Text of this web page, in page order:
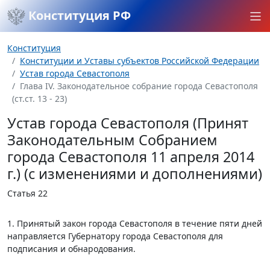
Конституция РФ
Конституция
Конституции и Уставы субъектов Российской Федерации
Устав города Севастополя
Глава IV. Законодательное собрание города Севастополя
(ст.ст. 13 - 23)
Устав города Севастополя (Принят
Законодательным Собранием
города Севастополя 11 апреля 2014
г.) (с изменениями и дополнениями)
Статья 22
1. Принятый закон города Севастополя в течение пяти дней
направляется Губернатору города Севастополя для
подписания и обнародования.